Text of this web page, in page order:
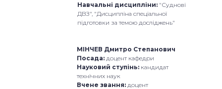
Навчальні дисципліни: "Суднові
ДВЗ", "Дисципліна спеціальної
підготовки за темою досліджень"
МІНЧЕВ Дмитро Степанович
Посада: доцент кафедри
Науковий ступінь: кандидат
технічних наук
Вчене звання: доцент